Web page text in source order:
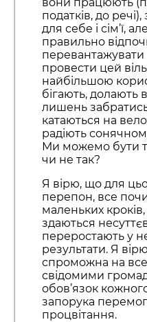
податків, до
для себе і сім’ї,
правильно
перевантажувати
провести цей
найбільшою
бігають, долають
лишень
катаються на
радіють
Ми можемо бути
чи не так?
Я вірю, що для
перепон, все
маленьких
здаються
переростають у
результати. Я
спроможна на
свідомими
обов’язок
запорука
процвітання.